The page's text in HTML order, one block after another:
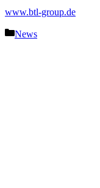
www.btl-group.de
Kategorien
News